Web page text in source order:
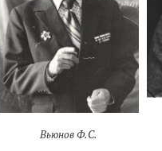
Вьюнов Ф.С.